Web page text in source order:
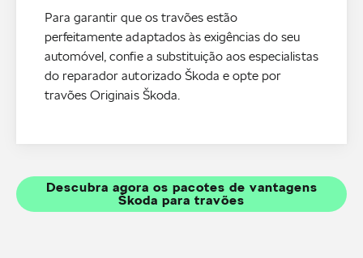
Para garantir que os travões estão
perfeitamente adaptados às exigências do seu
automóvel, confie a substituição aos especialistas
do reparador autorizado Škoda e opte por
travões Originais Škoda.
Descubra agora os pacotes de vantagens
Škoda para travões